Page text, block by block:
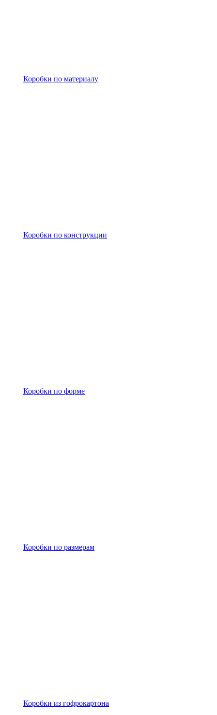
Коробки по материалу
Коробки по конструкции
Коробки по форме
Коробки по размерам
Коробки из гофрокартона